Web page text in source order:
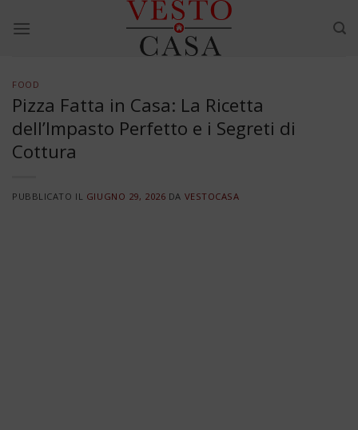
FOOD
Pizza Fatta in Casa: La Ricetta
dell’Impasto Perfetto e i Segreti di
Cottura
PUBBLICATO IL GIUGNO 29, 2026 DA VESTOCASA